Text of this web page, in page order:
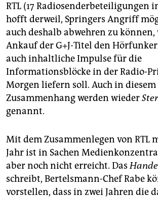
RTL (17 Radiosenderbeteiligungen
hofft derweil, Springers Angriff
auch deshalb abwehren zu können,
Ankauf der G+J-Titel den
auch inhaltliche Impulse für die
Informationsblöcke in der Radio-
Morgen liefern soll. Auch in diesem
Zusammenhang werden wieder
genannt.
Mit dem Zusammenlegen von RTL
Jahr ist in Sachen
aber noch nicht erreicht. Das
schreibt, Bertelsmann-Chef Rabe
vorstellen, dass in zwei Jahren die